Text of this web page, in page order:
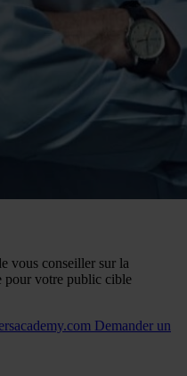
vous conseiller sur la
pour votre public cible
Demander un